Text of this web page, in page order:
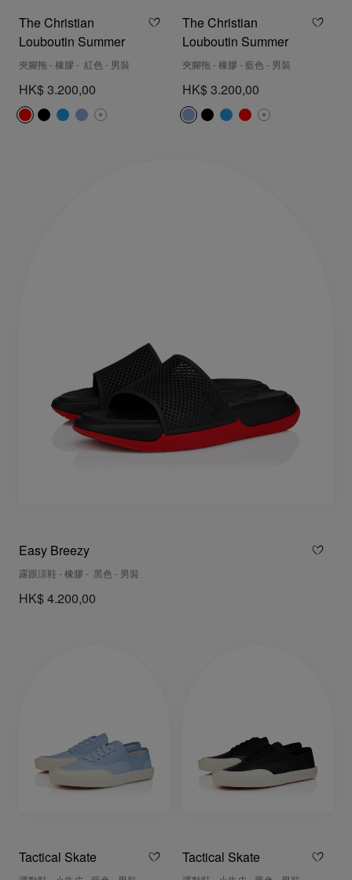
The Christian
Louboutin Summer
夾腳拖 - 橡膠 - 紅色 - 男裝
HK$ 3.200,00
The Christian
Louboutin Summer
夾腳拖 - 橡膠 - 藍色 - 男裝
HK$ 3.200,00
Easy Breezy
露跟涼鞋 - 橡膠 - 黑色 - 男裝
HK$ 4.200,00
Tactical Skate Tactical Skate